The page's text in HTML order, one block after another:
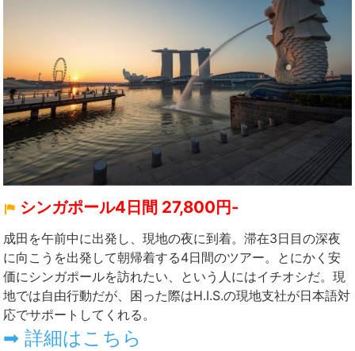
シンガポール4日間 27,800円-
成田を午前中に出発し、現地の夜に到着。滞在3日目の深夜
に向こうを出発して朝帰着する4日間のツアー。とにかく安
価にシンガポールを訪れたい、という人にはイチオシだ。現
地では自由行動だが、困った際はH.I.S.の現地支社が日本語対
応でサポートしてくれる。
➡ 詳細はこちら